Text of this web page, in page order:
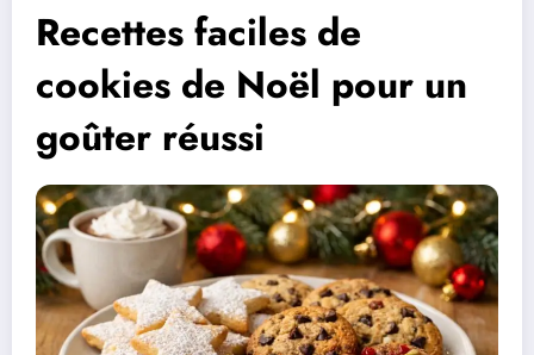
Recettes faciles de
cookies de Noël pour un
goûter réussi